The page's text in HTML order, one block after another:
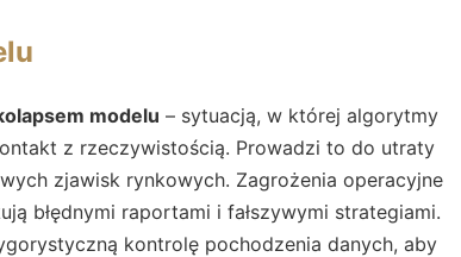
modelu – sytuacją, w której algorytmy
z rzeczywistością. Prowadzi to do utraty
zjawisk rynkowych. Zagrożenia operacyjne
błędnymi raportami i fałszywymi strategiami.
kontrolę pochodzenia danych, aby